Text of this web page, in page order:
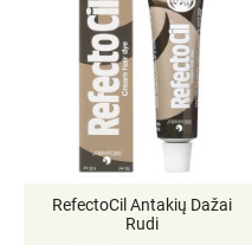
RefectoCil Antakių Dažai
Rudi